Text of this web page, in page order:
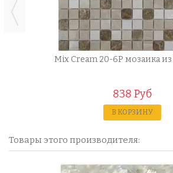
Mix Cream 20-6P мозаика
838 Руб
В КОРЗИНУ
Товары этого производителя: